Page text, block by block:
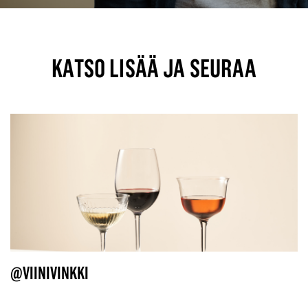
KATSO LISÄÄ JA SEURAA
@VIINIVINKKI